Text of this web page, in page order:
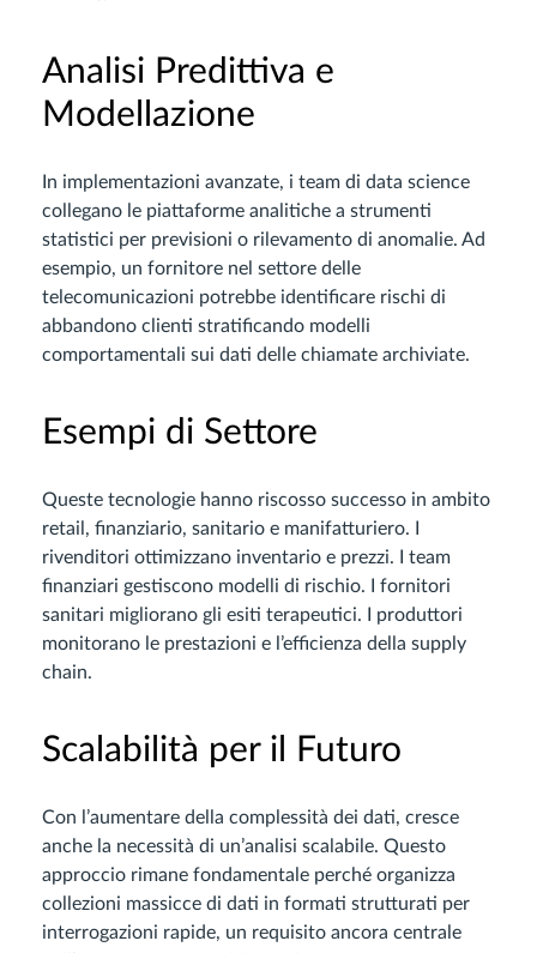
Analisi Predittiva e
Modellazione
In implementazioni avanzate, i team di data science
collegano le piattaforme analitiche a strumenti
statistici per previsioni o rilevamento di anomalie. Ad
esempio, un fornitore nel settore delle
telecomunicazioni potrebbe identificare rischi di
abbandono clienti stratificando modelli
comportamentali sui dati delle chiamate archiviate.
Esempi di Settore
Queste tecnologie hanno riscosso successo in ambito
retail, finanziario, sanitario e manifatturiero. I
rivenditori ottimizzano inventario e prezzi. I team
finanziari gestiscono modelli di rischio. I fornitori
sanitari migliorano gli esiti terapeutici. I produttori
monitorano le prestazioni e l’efficienza della supply
chain.
Scalabilità per il Futuro
Con l’aumentare della complessità dei dati, cresce
anche la necessità di un’analisi scalabile. Questo
approccio rimane fondamentale perché organizza
collezioni massicce di dati in formati strutturati per
interrogazioni rapide, un requisito ancora centrale